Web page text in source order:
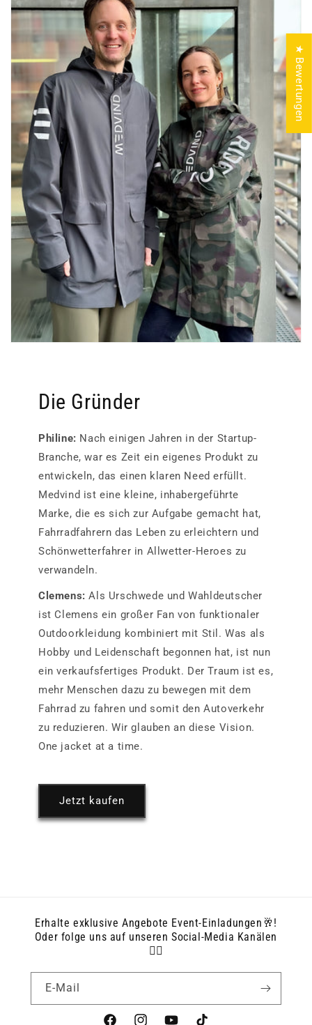
Die Gründer
Philine: Nach einigen Jahren in der Startup-
Branche, war es Zeit ein eigenes Produkt zu
entwickeln, das einen klaren Need erfüllt.
Medvind ist eine kleine, inhabergeführte
Marke, die es sich zur Aufgabe gemacht hat,
Fahrradfahrern das Leben zu erleichtern und
Schönwetterfahrer in Allwetter-Heroes zu
verwandeln.
Clemens: Als Urschwede und Wahldeutscher
ist Clemens ein großer Fan von funktionaler
Outdoorkleidung kombiniert mit Stil. Was als
Hobby und Leidenschaft begonnen hat, ist nun
ein verkaufsfertiges Produkt. Der Traum ist es,
mehr Menschen dazu zu bewegen mit dem
Fahrrad zu fahren und somit den Autoverkehr
zu reduzieren. Wir glauben an diese Vision.
One jacket at a time.
Jetzt kaufen
Erhalte exklusive Angebote Event-Einladungen🥂!
Oder folge uns auf unseren Social-Media Kanälen
👇🏻
E-Mail
★ Bewertungen